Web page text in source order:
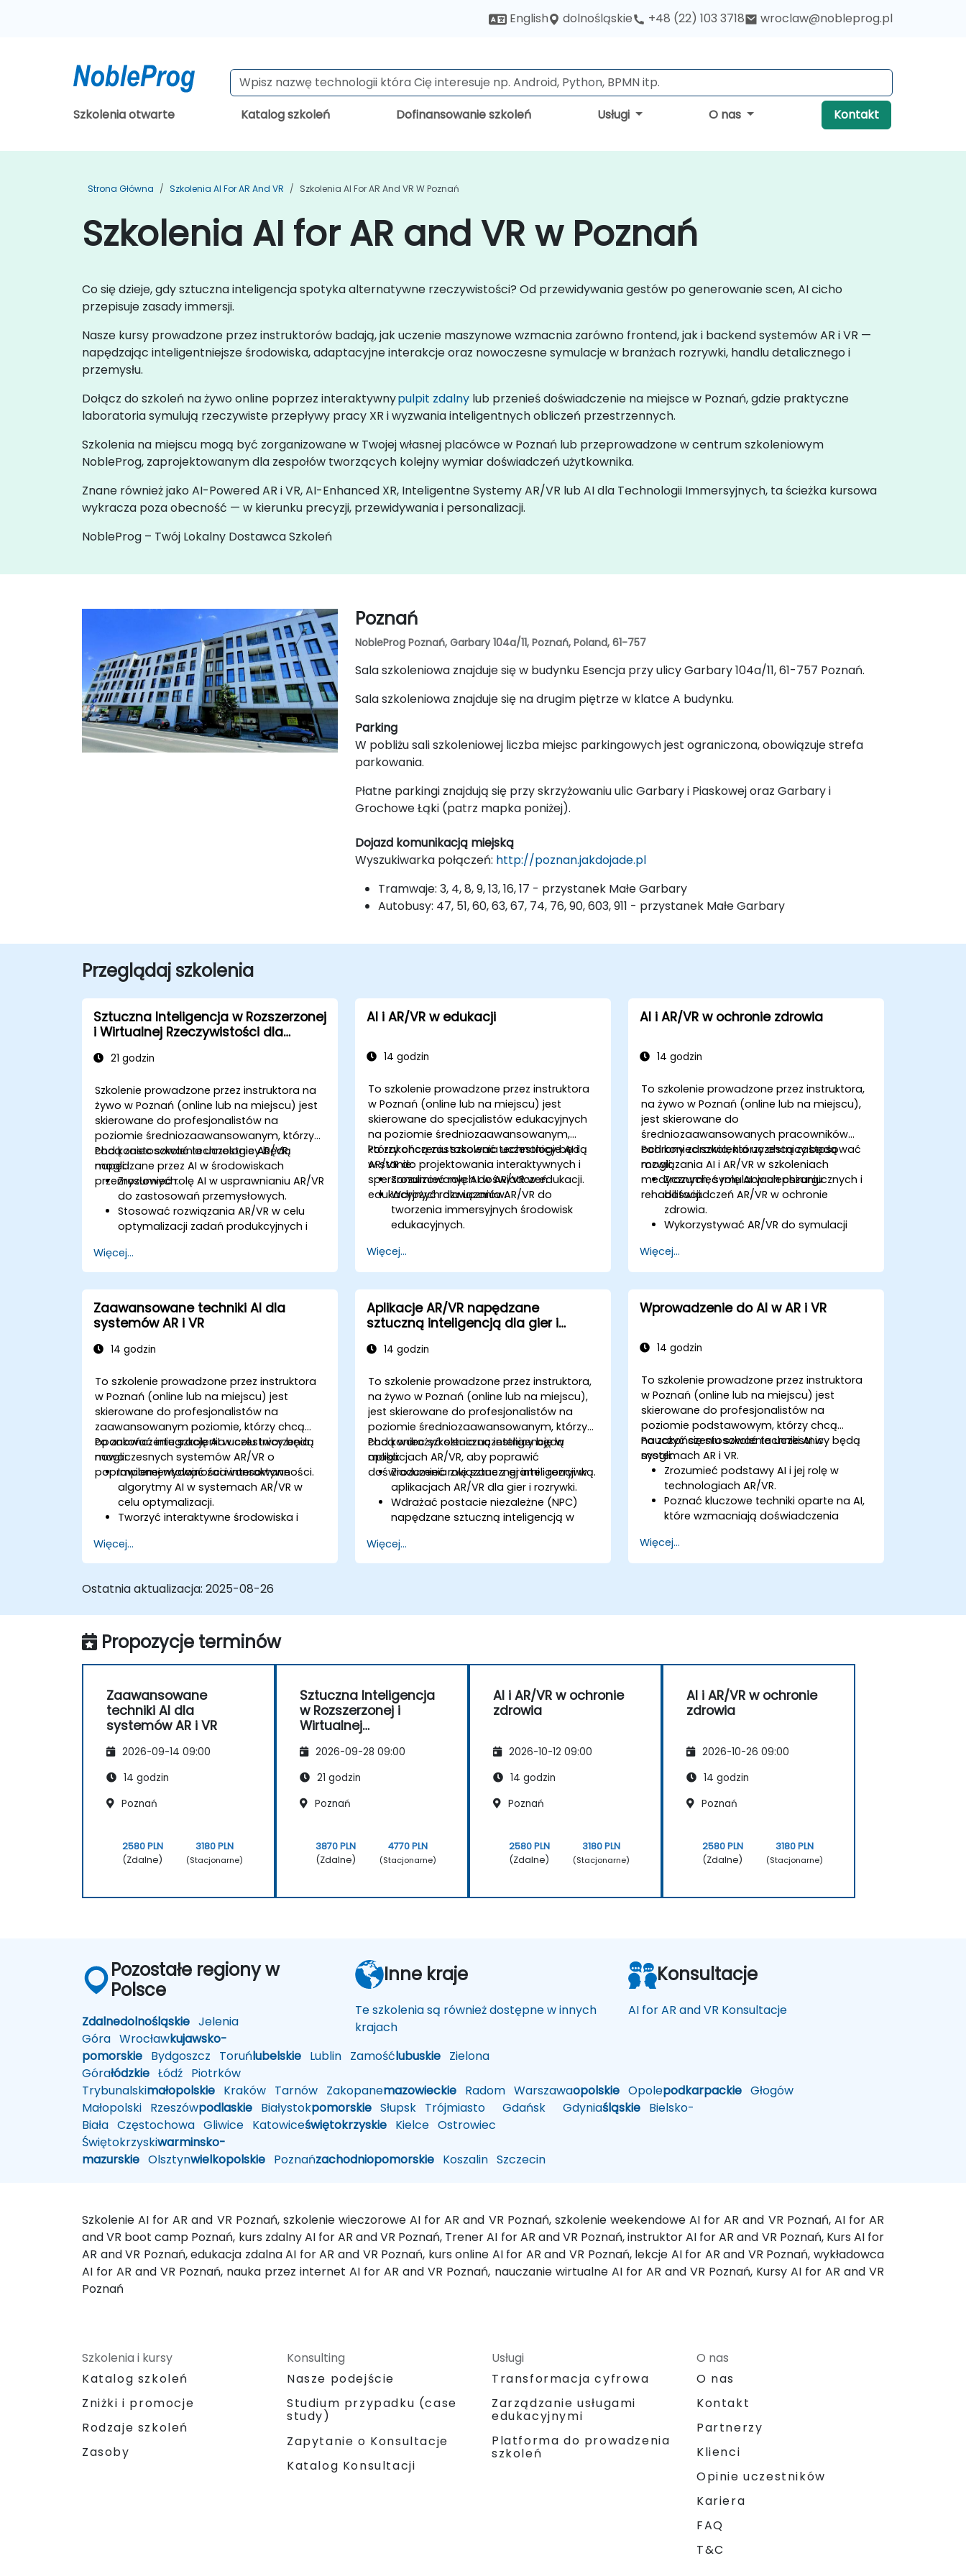
English dolnośląskie +48 (22) 103 3718 wroclaw@nobleprog.pl
Szkolenia otwarte Katalog szkoleń Dofinansowanie szkoleń Usługi O nas Kontakt
Strona Główna Szkolenia AI For AR And VR Szkolenia AI For AR And VR W Poznań
Szkolenia AI for AR and VR w Poznań
Co się dzieje, gdy sztuczna inteligencja spotyka alternatywne rzeczywistości? Od przewidywania gestów po generowanie scen, AI cicho
przepisuje zasady immersji.
Nasze kursy prowadzone przez instruktorów badają, jak uczenie maszynowe wzmacnia zarówno frontend, jak i backend systemów AR i VR —
napędzając inteligentniejsze środowiska, adaptacyjne interakcje oraz nowoczesne symulacje w branżach rozrywki, handlu detalicznego i
przemysłu.
Dołącz do szkoleń na żywo online poprzez interaktywnypulpit zdalny lub przenieś doświadczenie na miejsce w Poznań, gdzie praktyczne
laboratoria symulują rzeczywiste przepływy pracy XR i wyzwania inteligentnych obliczeń przestrzennych.
Szkolenia na miejscu mogą być zorganizowane w Twojej własnej placówce w Poznań lub przeprowadzone w centrum szkoleniowym
NobleProg, zaprojektowanym dla zespołów tworzących kolejny wymiar doświadczeń użytkownika.
Znane również jako AI-Powered AR i VR, AI-Enhanced XR, Inteligentne Systemy AR/VR lub AI dla Technologii Immersyjnych, ta ścieżka kursowa
wykracza poza obecność — w kierunku precyzji, przewidywania i personalizacji.
NobleProg – Twój Lokalny Dostawca Szkoleń
Poznań
NobleProg Poznań, Garbary 104a/11, Poznań, Poland, 61-757
Sala szkoleniowa znajduje się w budynku Esencja przy ulicy Garbary 104a/11, 61-757 Poznań.
Sala szkoleniowa znajduje się na drugim piętrze w klatce A budynku.
Parking
W pobliżu sali szkoleniowej liczba miejsc parkingowych jest ograniczona, obowiązuje strefa
parkowania.
Płatne parkingi znajdują się przy skrzyżowaniu ulic Garbary i Piaskowej oraz Garbary i
Grochowe Łąki (patrz mapka poniżej).
Dojazd komunikacją miejską
Wyszukiwarka połączeń: http://poznan.jakdojade.pl
Tramwaje: 3, 4, 8, 9, 13, 16, 17 - przystanek Małe Garbary
Autobusy: 47, 51, 60, 63, 67, 74, 76, 90, 603, 911 - przystanek Małe Garbary
Przeglądaj szkolenia
Sztuczna Inteligencja w Rozszerzonej
i Wirtualnej Rzeczywistości dla
21 godzin
Szkolenie prowadzone przez instruktora na
żywo w Poznań (online lub na miejscu) jest
skierowane do profesjonalistów na
poziomie średniozaawansowanym, którzy
chcą zastosować technologie AR/VR
napędzane przez AI w środowiskach
przemysłowych.
Pod koniec szkolenia uczestnicy będą
mogli:
Zrozumieć rolę AI w usprawnianiu AR/VR
do zastosowań przemysłowych.
Stosować rozwiązania AR/VR w celu
optymalizacji zadań produkcyjnych i
Integrować algorytmy AI do
konserwacji predykcyjnej w
środowiskach AR/VR.
Tworzyć aplikacje AR/VR wspierane
przez AI w celu poprawy szkolenia
pracowników i bezpieczeństwa.
Więcej...
AI i AR/VR w edukacji
14 godzin
To szkolenie prowadzone przez instruktora
w Poznań (online lub na miejscu) jest
skierowane do specjalistów edukacyjnych
na poziomie średniozaawansowanym,
którzy chcą zastosować technologie AI i
AR/VR do projektowania interaktywnych i
spersonalizowanych doświadczeń
edukacyjnych dla uczniów.
Po zakończeniu szkolenia uczestnicy będą
w stanie:
Zrozumieć rolę AI w AR/VR w edukacji.
Wdrożyć rozwiązania AR/VR do
tworzenia immersyjnych środowisk
edukacyjnych.
systemy edukacyjne z wykorzystaniem
AI.
aspektów AI w edukacji.
Więcej...
AI i AR/VR w ochronie zdrowia
14 godzin
To szkolenie prowadzone przez instruktora,
na żywo w Poznań (online lub na miejscu),
jest skierowane do
średniozaawansowanych pracowników
ochrony zdrowia, którzy chcą zastosować
rozwiązania AI i AR/VR w szkoleniach
medycznych, symulacjach chirurgicznych i
rehabilitacji.
Pod koniec szkolenia uczestnicy będą
mogli:
Zrozumieć rolę AI w ulepszaniu
doświadczeń AR/VR w ochronie
zdrowia.
Wykorzystywać AR/VR do symulacji
Stosować narzędzia AR/VR w
rehabilitacji i terapii pacjentów.
prywatności związane z narzędziami
medycznymi wzmocnionymi przez AI.
Więcej...
Zaawansowane techniki AI dla
systemów AR i VR
14 godzin
To szkolenie prowadzone przez instruktora
w Poznań (online lub na miejscu) jest
skierowane do profesjonalistów na
zaawansowanym poziomie, którzy chcą
opanować integrację AI w celu tworzenia
nowoczesnych systemów AR/VR o
poprawionej wydajności i interaktywności.
Po zakończeniu szkolenia uczestnicy będą
mogli:
Implementować zaawansowane
algorytmy AI w systemach AR/VR w
celu optymalizacji.
Tworzyć interaktywne środowiska i
Stosować uczenie maszynowe w celu
poprawy doświadczeń użytkowników i
Optymalizować przetwarzanie w czasie
Więcej...
Aplikacje AR/VR napędzane
sztuczną inteligencją dla gier i
14 godzin
To szkolenie prowadzone przez instruktora,
na żywo w Poznań (online lub na miejscu),
jest skierowane do profesjonalistów na
poziomie średniozaawansowanym, którzy
chcą wdrożyć sztuczną inteligencję w
aplikacjach AR/VR, aby poprawić
doświadczenia związane z grami i rozrywką.
Pod koniec szkolenia uczestnicy będą
mogli:
Zrozumieć rolę sztucznej inteligencji w
aplikacjach AR/VR dla gier i rozrywki.
Wdrażać postacie niezależne (NPC)
napędzane sztuczną inteligencją w
Tworzyć spersonalizowane
doświadczenia użytkowników z
Więcej...
Wprowadzenie do AI w AR i VR
14 godzin
To szkolenie prowadzone przez instruktora
w Poznań (online lub na miejscu) jest
skierowane do profesjonalistów na
poziomie podstawowym, którzy chcą
nauczyć się stosować techniki AI w
systemach AR i VR.
Po zakończeniu szkolenia uczestnicy będą
mogli:
Zrozumieć podstawy AI i jej rolę w
technologiach AR/VR.
Poznać kluczowe techniki oparte na AI,
które wzmacniają doświadczenia
Implementować proste modele AI w
aplikacjach AR/VR.
Więcej...
Ostatnia aktualizacja: 2025-08-26
Propozycje terminów
Zaawansowane
techniki AI dla
systemów AR i VR
2026-09-14 09:00
14 godzin
Poznań
2580 PLN
(Zdalne)
3180 PLN
(Stacjonarne)
Sztuczna Inteligencja
w Rozszerzonej i
Wirtualnej
Zastosowań
Przemysłowych
2026-09-28 09:00
21 godzin
Poznań
3870 PLN
(Zdalne)
4770 PLN
(Stacjonarne)
AI i AR/VR w ochronie
zdrowia
2026-10-12 09:00
14 godzin
Poznań
2580 PLN
(Zdalne)
3180 PLN
(Stacjonarne)
AI i AR/VR w ochronie
zdrowia
2026-10-26 09:00
14 godzin
Poznań
2580 PLN
(Zdalne)
3180 PLN
(Stacjonarne)
Pozostałe regiony w
Polsce
Zdalnedolnośląskie Jelenia
Góra Wrocławkujawsko-
pomorskie Bydgoszcz Toruńlubelskie Lublin Zamośćlubuskie Zielona
Górałódzkie Łódź Piotrków
Trybunalskimałopolskie Kraków Tarnów Zakopanemazowieckie Radom Warszawaopolskie Opolepodkarpackie Głogów
Małopolski Rzeszówpodlaskie Białystokpomorskie Słupsk Trójmiasto Gdańsk Gdyniaśląskie Bielsko-
Biała Częstochowa Gliwice Katowiceświętokrzyskie Kielce Ostrowiec
Świętokrzyskiwarminsko-
mazurskie Olsztynwielkopolskie Poznańzachodniopomorskie Koszalin Szczecin
Inne kraje
Te szkolenia są również dostępne w innych
krajach
Konsultacje
AI for AR and VR Konsultacje
Szkolenie AI for AR and VR Poznań, szkolenie wieczorowe AI for AR and VR Poznań, szkolenie weekendowe AI for AR and VR Poznań, AI for AR
and VR boot camp Poznań, kurs zdalny AI for AR and VR Poznań, Trener AI for AR and VR Poznań, instruktor AI for AR and VR Poznań, Kurs AI for
AR and VR Poznań, edukacja zdalna AI for AR and VR Poznań, kurs online AI for AR and VR Poznań, lekcje AI for AR and VR Poznań, wykładowca
AI for AR and VR Poznań, nauka przez internet AI for AR and VR Poznań, nauczanie wirtualne AI for AR and VR Poznań, Kursy AI for AR and VR
Poznań
Szkolenia i kursy
Katalog szkoleń
Zniżki i promocje
Rodzaje szkoleń
Zasoby
Konsulting
Nasze podejście
Studium przypadku (case
study)
Zapytanie o Konsultacje
Katalog Konsultacji
Usługi
Transformacja cyfrowa
Zarządzanie usługami
edukacyjnymi
Platforma do prowadzenia
szkoleń
O nas
O nas
Kontakt
Partnerzy
Klienci
Opinie uczestników
Kariera
FAQ
T&C